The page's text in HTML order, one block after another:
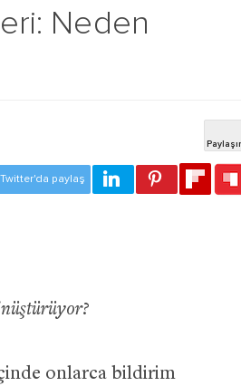
Neden
onlarca bildirim